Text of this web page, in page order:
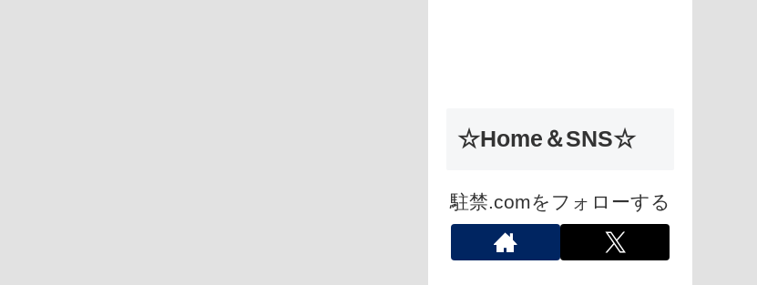
☆Home＆SNS☆
駐禁.comをフォローする